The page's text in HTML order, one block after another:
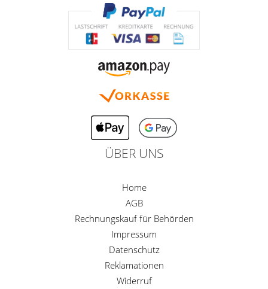
ÜBER UNS
Home
AGB
Rechnungskauf für Behörden
Impressum
Datenschutz
Reklamationen
Widerruf